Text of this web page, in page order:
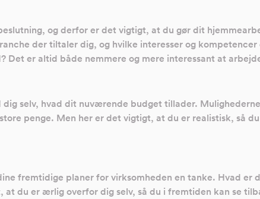
og derfor er det vigtigt, at du gør dit
der tiltaler dig, og hvilke interesser og
Det er altid både nemmere og mere interessant at
dig selv, hvad dit nuværende budget tillader.
penge. Men her er det vigtigt, at du er realistisk, så
fremtidige planer for virksomheden en tanke. Hvad
du er ærlig overfor dig selv, så du i fremtiden kan se